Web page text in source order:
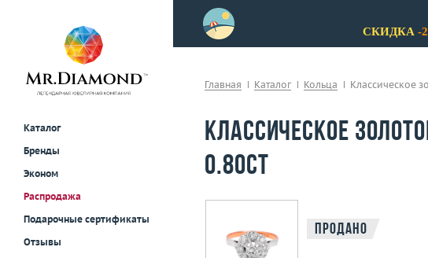
Каталог
Бренды
Эконом
Распродажа
Подарочные сертификаты
Отзывы
примерки!
СКИДКА -
Главная Каталог Кольца Классическое
Классическое
0.80ct
Продано